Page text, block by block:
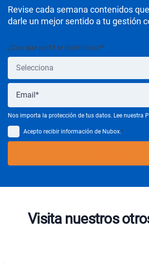
Revise cada semana contenidos
darle un mejor sentido a tu gestión
¿Con qué perfil te identificas?*
Nos importa la protección de tus datos. Lee nuestra
Acepto recibir información de Nubox.*
Visita nuestros